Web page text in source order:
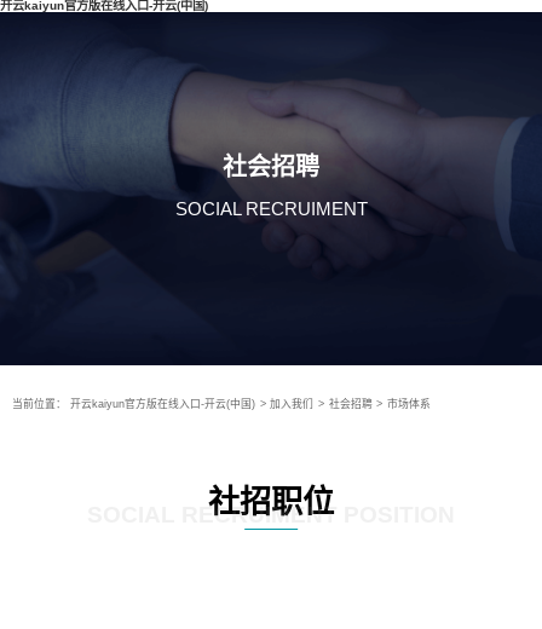
开云kaiyun官方版在线入口-开云(中国)
社会招聘
SOCIAL RECRUIMENT
当前位置： 开云kaiyun官方版在线入口-开云(中国) > 加入我们 > 社会招聘 > 市场体系
社招职位
SOCIAL RECRUIMENT POSITION